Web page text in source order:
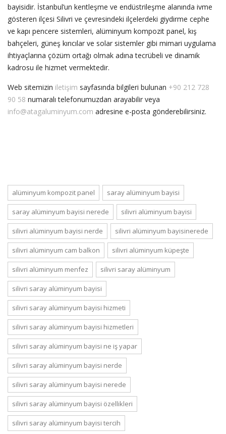
bayisidir. İstanbul’un kentleşme ve endüstrileşme alanında ivme
gösteren ilçesi Silivri ve çevresindeki ilçelerdeki giydirme cephe
ve kapı pencere sistemleri, alüminyum kompozit panel, kış
bahçeleri, güneş kırıcılar ve solar sistemler gibi mimari uygulama
ihtiyaçlarına çözüm ortağı olmak adına tecrübeli ve dinamik
kadrosu ile hizmet vermektedir.
Web sitemizin iletişim sayfasında bilgileri bulunan +90 212 728
90 58 numaralı telefonumuzdan arayabilir veya
info@atagaluminyum.com adresine e-posta gönderebilirsiniz.
alüminyum kompozit panel saray alüminyum bayisi
saray alüminyum bayisi nerede silivri alüminyum bayisi
silivri alüminyum bayisi nerde silivri alüminyum bayisinerede
silivri alüminyum cam balkon silivri alüminyum küpeşte
silivri alüminyum menfez silivri saray alüminyum
silivri saray alüminyum bayisi
silivri saray alüminyum bayisi hizmeti
silivri saray alüminyum bayisi hizmetleri
silivri saray alüminyum bayisi ne iş yapar
silivri saray alüminyum bayisi nerde
silivri saray alüminyum bayisi nerede
silivri saray alüminyum bayisi özellikleri
silivri saray alüminyum bayisi tercih